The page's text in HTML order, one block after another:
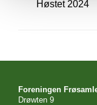
Høstet 2024
Foreningen
Drøwten 9